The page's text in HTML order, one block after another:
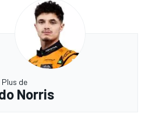
Plus de
Norris